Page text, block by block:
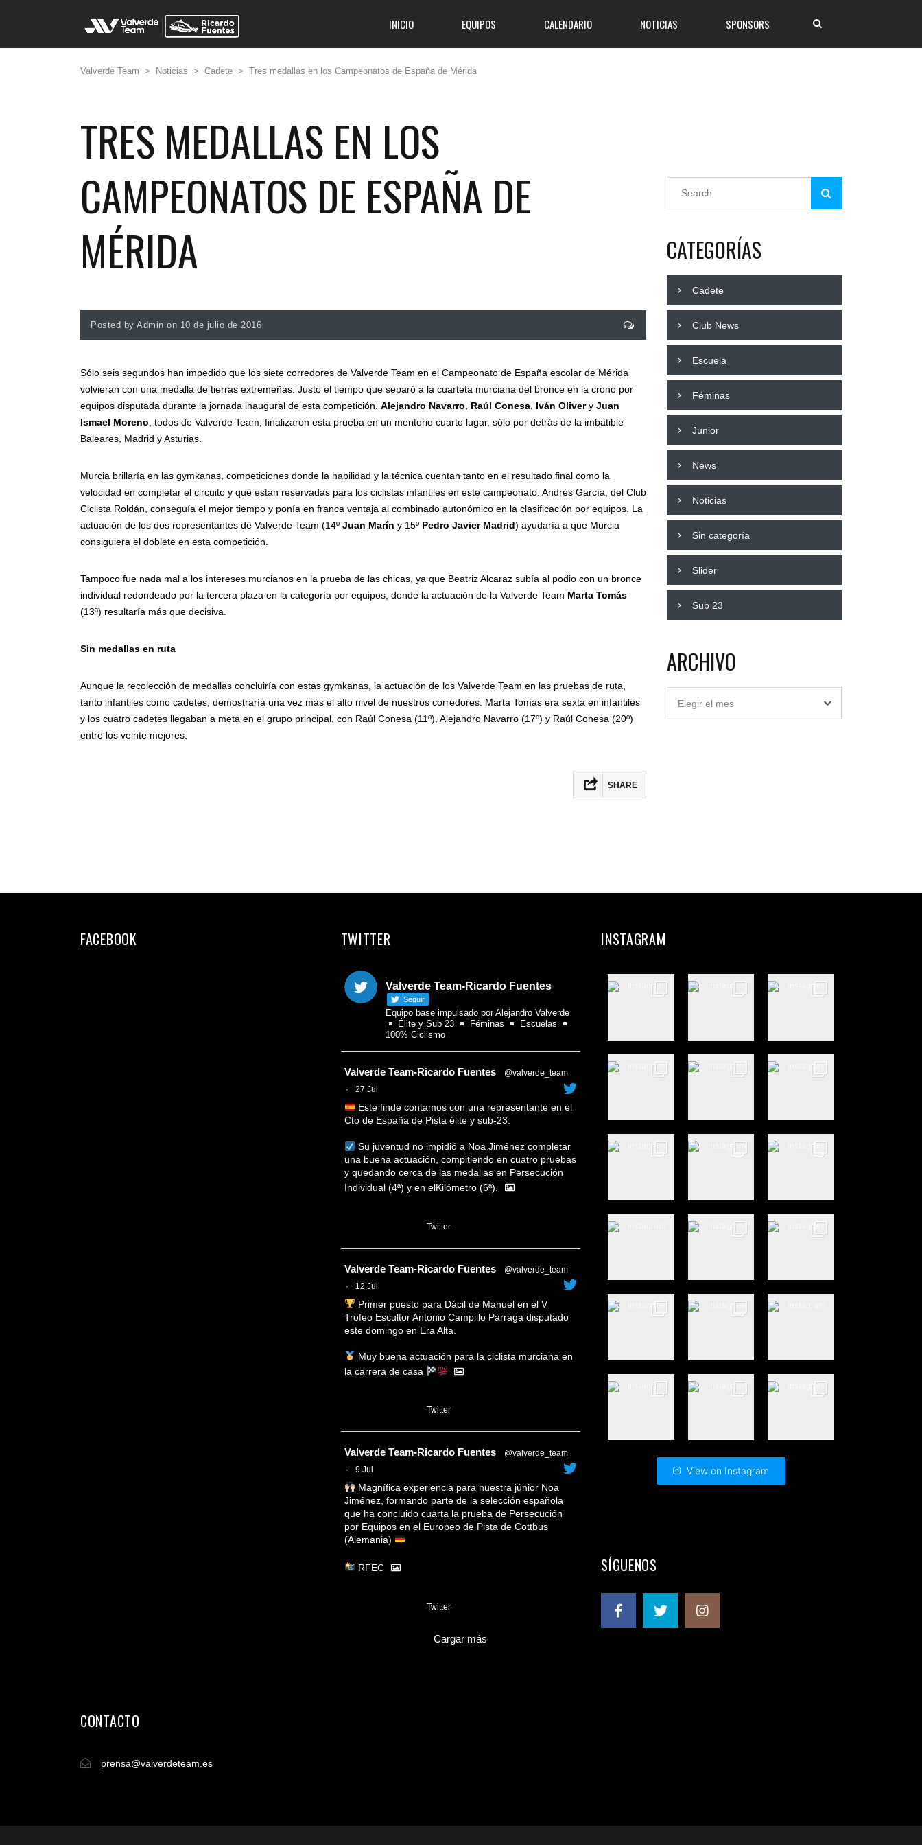
INICIO EQUIPOS CALENDARIO NOTICIAS SPONSORS
Valverde Team > Noticias > Cadete > Tres medallas en los Campeonatos de España de Mérida
TRES MEDALLAS EN LOS
CAMPEONATOS DE ESPAÑA DE
MÉRIDA
Posted by Admin on 10 de julio de 2016
Sólo seis segundos han impedido que los siete corredores de Valverde Team en el Campeonato de España escolar de Mérida
volvieran con una medalla de tierras extremeñas. Justo el tiempo que separó a la cuarteta murciana del bronce en la crono por
equipos disputada durante la jornada inaugural de esta competición. Alejandro Navarro Raúl Conesa Iván Olivery Juan
Ismael Moreno , todos de Valverde Team, finalizaron esta prueba en un meritorio cuarto lugar, sólo por detrás de la imbatible
Baleares, Madrid y Asturias.
Murcia brillaría en las gymkanas, competiciones donde la habilidad y la técnica cuentan tanto en el resultado final como la
velocidad en completar el circuito y que están reservadas para los ciclistas infantiles en este campeonato. Andrés García, del Club
Ciclista Roldán, conseguía el mejor tiempo y ponía en franca ventaja al combinado autonómico en la clasificación por equipos. La
actuación de los dos representantes de Valverde Team (14º Juan Marín y 15º Pedro Javier Madrid) ayudaría a que Murcia
consiguiera el doblete en esta competición.
Tampoco fue nada mal a los intereses murcianos en la prueba de las chicas, ya que Beatriz Alcaraz subía al podio con un bronce
individual redondeado por la tercera plaza en la categoría por equipos, donde la actuación de la Valverde Team Marta Tomás
(13ª) resultaría más que decisiva.
Sin medallas en ruta
Aunque la recolección de medallas concluiría con estas gymkanas, la actuación de los Valverde Team en las pruebas de ruta,
tanto infantiles como cadetes, demostraría una vez más el alto nivel de nuestros corredores. Marta Tomas era sexta en infantiles
y los cuatro cadetes llegaban a meta en el grupo principal, con Raúl Conesa (11º), Alejandro Navarro (17º) y Raúl Conesa (20º)
entre los veinte mejores.
SHARE
Compartir
CATEGORÍAS
Cadete
Club News
Escuela
Féminas
Junior
News
Noticias
Sin categoría
Slider
Sub 23
ARCHIVO
Elegir el mes
FACEBOOK TWITTER
Valverde Team-Ricardo Fuentes
Seguir
Equipo base impulsado por Alejandro Valverde
Élite y Sub 23
Féminas
Escuelas
100% Ciclismo
Valverde Team-Ricardo Fuentes
@valverde_team
·
27 Jul
Este finde contamos con una representante en el
Cto de España de Pista élite y sub-23.
Su juventud no impidió a Noa Jiménez completar
una buena actuación, compitiendo en cuatro pruebas
y quedando cerca de las medallas en Persecución
Individual (4ª) y en elKilómetro (6ª).
Twitter
Valverde Team-Ricardo Fuentes
@valverde_team
·
12 Jul
Primer puesto para Dácil de Manuel en el V
Trofeo Escultor Antonio Campillo Párraga disputado
este domingo en Era Alta.
Muy buena actuación para la ciclista murciana en
la carrera de casa
Twitter
Valverde Team-Ricardo Fuentes
@valverde_team
·
9 Jul
Magnífica experiencia para nuestra júnior Noa
Jiménez, formando parte de la selección española
que ha concluido cuarta la prueba de Persecución
por Equipos en el Europeo de Pista de Cottbus
(Alemania)
RFEC
Twitter
Cargar más
INSTAGRAM
View on Instagram
SÍGUENOS
CONTACTO
prensa@valverdeteam.es